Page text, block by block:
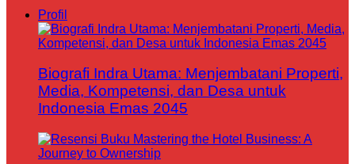
Profil
Biografi Indra Utama: Menjembatani Properti,
Media, Kompetensi, dan Desa untuk
Indonesia Emas 2045